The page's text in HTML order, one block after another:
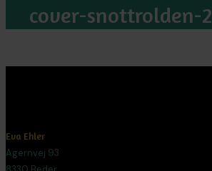
cover-snottrolden-2
Eva Ehler
Agernvej 93